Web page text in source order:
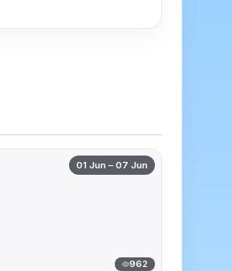
01 Jun – 07 Jun
962